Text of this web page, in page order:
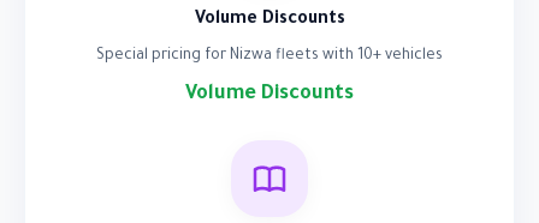
Volume Discounts
Special pricing for Nizwa fleets with 10+ vehicles
Volume Discounts